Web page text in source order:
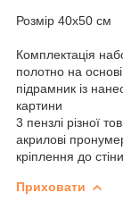
Розмір 40x50 см
Комплектація
полотно на
підрамник із
картини
3 пензлі різної
акрилові
кріплення до
Приховати